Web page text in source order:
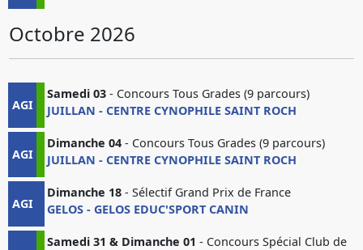
Octobre 2026
AGI
Samedi 03 - Concours Tous Grades (9 parcours)
JUILLAN - CENTRE CYNOPHILE SAINT ROCH
AGI
Dimanche 04 - Concours Tous Grades (9 parcours)
JUILLAN - CENTRE CYNOPHILE SAINT ROCH
AGI
Dimanche 18 - Sélectif Grand Prix de France
GELOS - GELOS EDUC'SPORT CANIN
Samedi 31 & Dimanche 01 - Concours Spécial Club de